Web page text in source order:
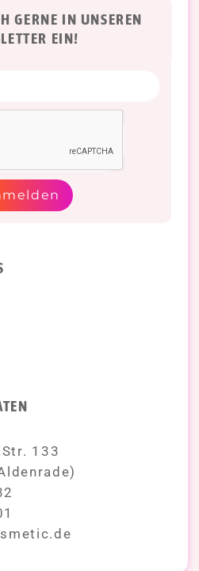
GERNE IN UNSEREN
EIN!
133